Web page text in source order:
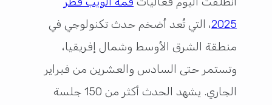
2025، التي تُعد أضخم حدث تكنولوجي في
منطقة الشرق الأوسط وشمال إفريقيا،
وتستمر حتى السادس والعشرين من فبراير
الجاري. يشهد الحدث أكثر من 150 جلسة